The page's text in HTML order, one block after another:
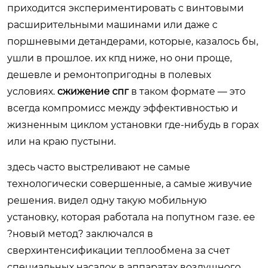
приходится экспериментировать с винтовыми
расширительными машинами или даже с
поршневыми детандерами, которые, казалось бы,
ушли в прошлое. их кпд ниже, но они проще,
дешевле и ремонтопригодны в полевых
условиях. сжижение спгв таком формате — это
всегда компромисс между эффективностью и
жизненным циклом установки где-нибудь в горах
или на краю пустыни.
здесь часто выстреливают не самые
технологически совершенные, а самые живучие
решения. видел одну такую мобильную
установку, которая работала на попутном газе. ее
?новый метод? заключался в
сверхинтенсификации теплообмена за счет